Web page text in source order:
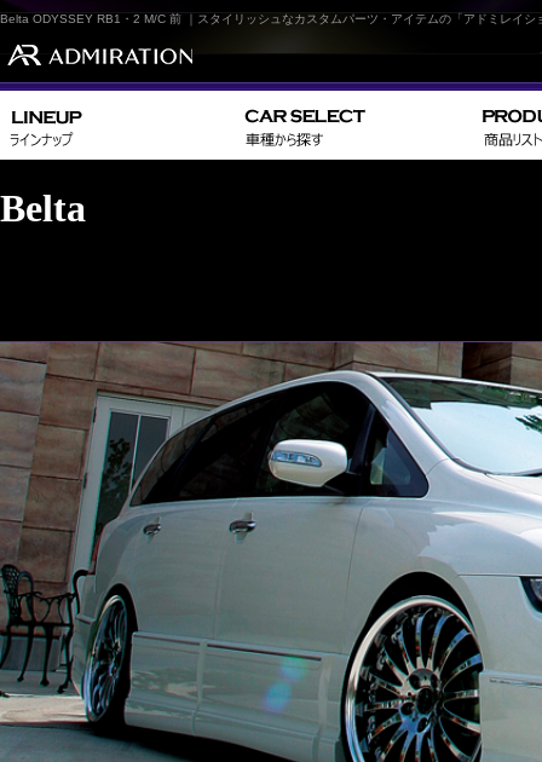
Belta ODYSSEY RB1・2 M/C 前 ｜スタイリッシュなカスタムパーツ・アイテムの「アドミレイシ
Belta